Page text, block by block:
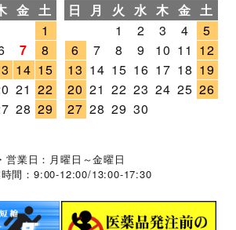
金 土
1
7
8
14 15
21 22
28 29
日
月 火 水 木 金 土
1
2 3 4
5
6
7 8 9 10 11 12
13 14 15 16 17 18 19
20 21 22 23 24 25 26
27 28 29 30
・営業日：月曜日～金曜日
時間：9:00-12:00/13:00-17:30